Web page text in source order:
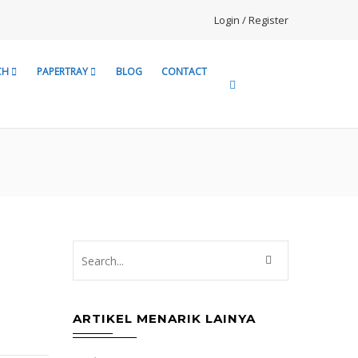
Login / Register
PAPERTRAY BLOG CONTACT
ARTIKEL MENARIK LAINYA